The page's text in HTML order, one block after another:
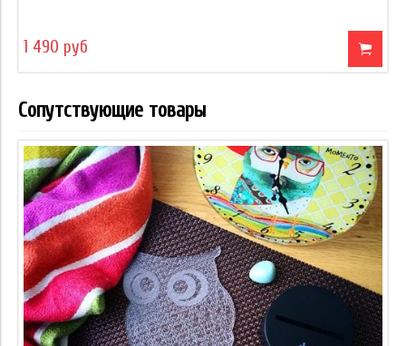
1 490 руб
Сопутствующие товары